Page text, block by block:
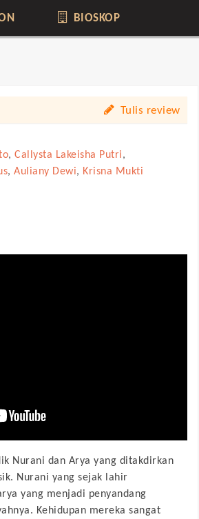
BIOSKOP
Tulis review
, Callysta Lakeisha Putri,
, Auliany Dewi, Krisna Mukti
Nurani dan Arya yang ditakdirkan
Nurani yang sejak lahir
yang menjadi penyandang
Kehidupan mereka sangat